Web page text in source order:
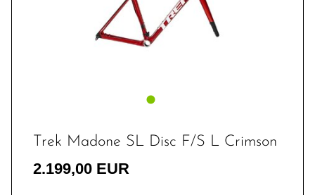
Trek Madone SL Disc F/S L Crimson
2.199,00 EUR